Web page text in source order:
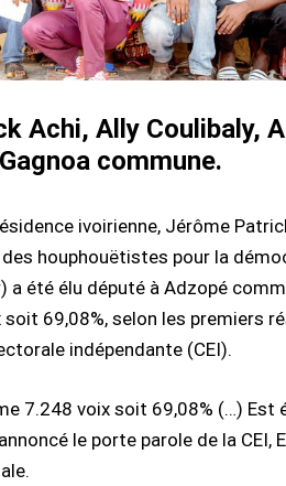
Achi, Ally Coulibaly,
commune.
ivoirienne, Jérôme
houphouëtistes pour la
a été élu député à Adzopé
69,08%, selon les premiers
indépendante (CEI).
7.248 voix soit 69,08% (…) Est
le porte parole de la CEI,